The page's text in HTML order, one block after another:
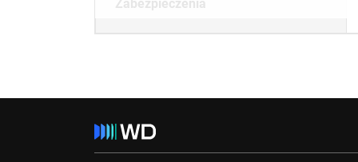
Zabezpieczenia